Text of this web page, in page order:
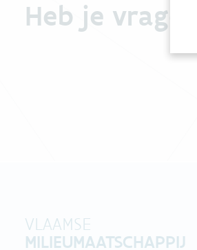
Heb je vragen?
VLAAMSE
MILIEUMAATSCHAPPIJ